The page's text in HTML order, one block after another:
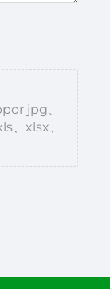
jpg、
、xlsx、